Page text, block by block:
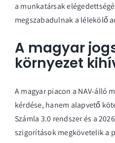
a munkatársak
megszabadulnak a lélekölő
A magyar
környezet
A magyar piacon a NAV-álló
kérdése, hanem alapvető
Számla 3.0 rendszer és a
szigorítások megkövetelik a